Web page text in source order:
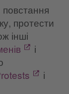
повстання
протести
інші
і
і